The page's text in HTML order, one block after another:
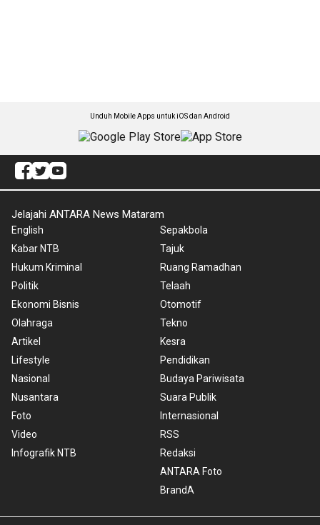
Unduh Mobile Apps untuk iOS dan Android
Jelajahi ANTARA News Mataram
English
Kabar NTB
Hukum Kriminal
Politik
Ekonomi Bisnis
Olahraga
Artikel
Lifestyle
Nasional
Nusantara
Foto
Video
Infografik NTB
Sepakbola
Tajuk
Ruang Ramadhan
Telaah
Otomotif
Tekno
Kesra
Pendidikan
Budaya Pariwisata
Suara Publik
Internasional
RSS
Redaksi
ANTARA Foto
BrandA